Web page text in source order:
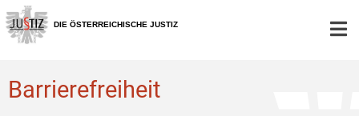
Zur
Hauptnavigation
[1]
Zum
Inhalt
[2]
Zum
Untermenü
[3]
DIE ÖSTERREICHISCHE JUSTIZ
Barrierefreiheit